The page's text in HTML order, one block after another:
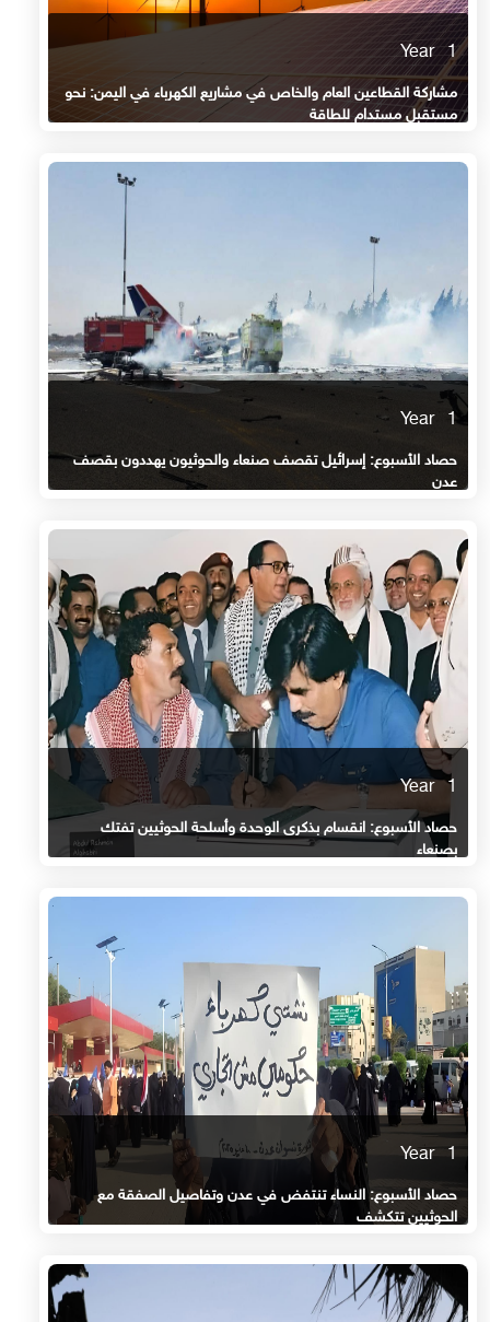
1 Year
مشاركة القطاعين العام والخاص في مشاريع الكهرباء في اليمن: نحو
مستقبل مستدام للطاقة
1 Year
حصاد الأسبوع: إسرائيل تقصف صنعاء والحوثيون يهددون بقصف
عدن
1 Year
حصاد الأسبوع: انقسام بذكرى الوحدة وأسلحة الحوثيين تفتك
بصنعاء
1 Year
حصاد الأسبوع: النساء تنتفض في عدن وتفاصيل الصفقة مع
الحوثيين تتكشف